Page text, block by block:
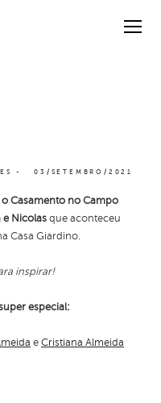
-
03/SETEMBRO/2021
Casamento no Campo
e Nicolas que aconteceu
Casa Giardino.
inspirar!
especial:
e Cristiana Almeida